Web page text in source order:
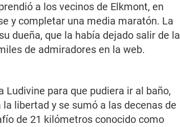
a los vecinos de Elkmont, en
y completar una media maratón. La
dueña, que la había dejado salir de la
de admiradores en la web.
para que pudiera ir al baño,
libertad y se sumó a las decenas de
de 21 kilómetros conocido como